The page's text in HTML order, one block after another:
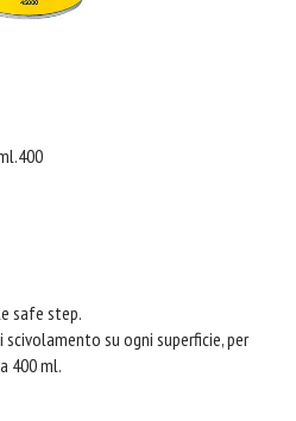
safe step.
su ogni superficie, per
400 ml.